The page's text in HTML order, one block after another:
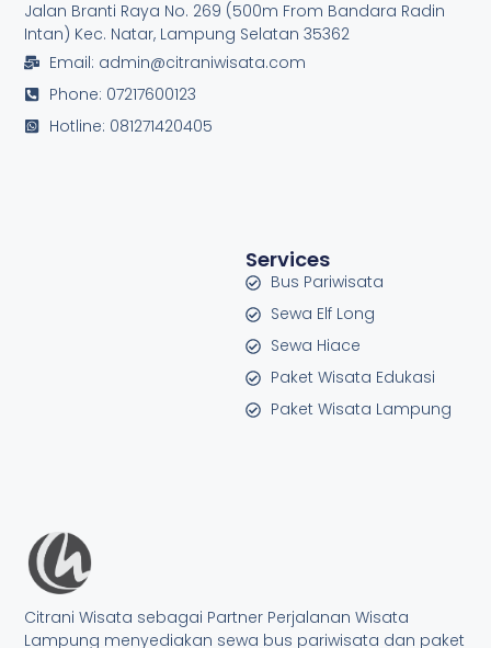
Citrani Wisata sebagai Partner Perjalanan Wisata
Lampung menyediakan sewa bus pariwisata dan paket
Services
Bus Pariwisata
Sewa Elf Long
Sewa Hiace
Paket Wisata Edukasi
Paket Wisata Lampung
Jalan Branti Raya No. 269 (500m From Bandara Radin
Intan) Kec. Natar, Lampung Selatan 35362
Email: admin@citraniwisata.com
Phone: 07217600123
Hotline: 081271420405